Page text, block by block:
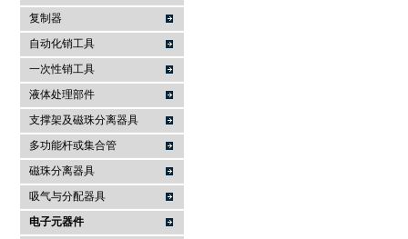
复制器
自动化销工具
一次性销工具
液体处理部件
支撑架及磁珠分离器具
多功能杆或集合管
磁珠分离器具
吸气与分配器具
电子元器件